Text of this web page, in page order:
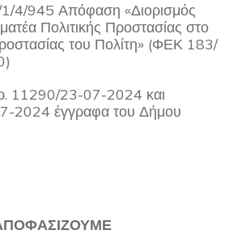
4/945 Απόφαση «Διορισμός
Πολιτικής Προστασίας στο
του Πολίτη» (ΦΕΚ 183/
11290/23-07-2024 και
2024 έγγραφα του Δήμου